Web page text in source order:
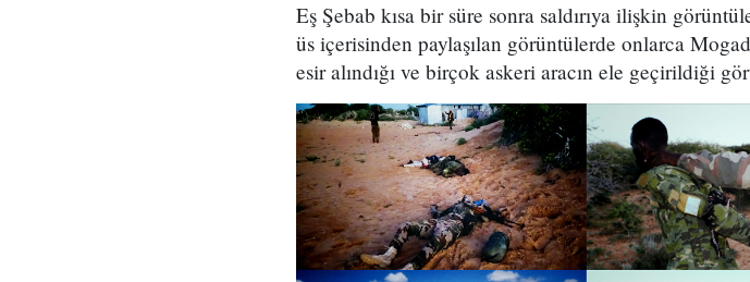
Eş Şebab kısa bir süre sonra saldırıya ilişkin
üs içerisinden paylaşılan görüntülerde onlarca
esir alındığı ve birçok askeri aracın ele geçirildiği